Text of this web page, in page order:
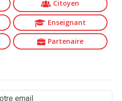
Citoyen
Enseignant
Partenaire